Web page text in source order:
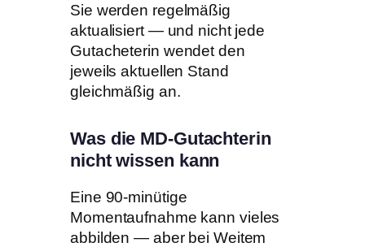
Sie werden regelmäßig
aktualisiert — und nicht jede
Gutacheterin wendet den
jeweils aktuellen Stand
gleichmäßig an.
Was die MD-Gutachterin
nicht wissen kann
Eine 90-minütige
Momentaufnahme kann vieles
abbilden — aber bei Weitem